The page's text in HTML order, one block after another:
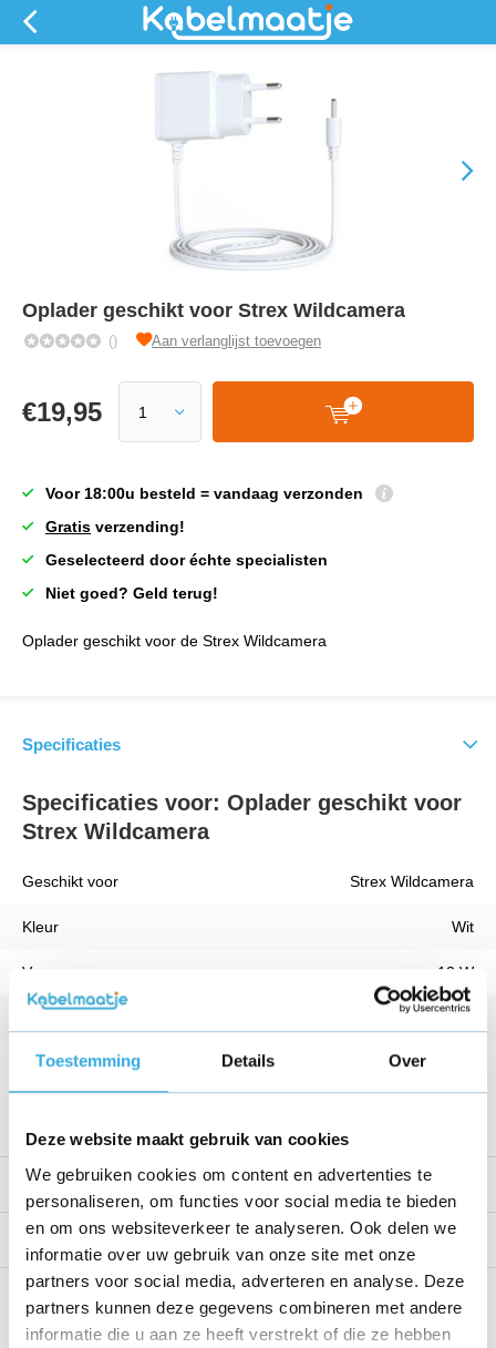
Toestemming Details Over
Deze website maakt gebruik van cookies
We gebruiken cookies om content en advertenties te
personaliseren, om functies voor social media te bieden
en om ons websiteverkeer te analyseren. Ook delen we
informatie over uw gebruik van onze site met onze
partners voor social media, adverteren en analyse. Deze
partners kunnen deze gegevens combineren met andere
informatie die u aan ze heeft verstrekt of die ze hebben
Oplader geschikt voor Strex Wildcamera
() Aan verlanglijst toevoegen
€19,95
Voor 18:00u besteld = vandaag verzonden
Gratis verzending!
Geselecteerd door échte specialisten
Niet goed? Geld terug!
Oplader geschikt voor de Strex Wildcamera
Specificaties
Specificaties voor: Oplader geschikt voor
Strex Wildcamera
Geschikt voor Strex Wildcamera
Kleur Wit
Vermogen 12 W
1 Meter
Voltage
Productomschrijving
Reviews
Share this product!